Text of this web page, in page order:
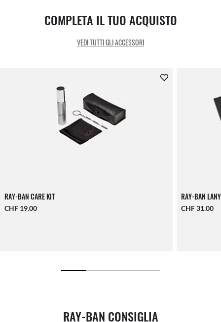
COMPLETA IL TUO ACQUISTO
VEDI TUTTI GLI ACCESSORI
RAY-BAN CARE KIT
CHF 19.00
RAY-BAN
CHF 31.00
RAY-BAN CONSIGLIA